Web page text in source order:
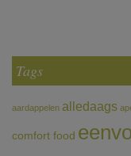
Tags
aardappelen alledaags
comfort food